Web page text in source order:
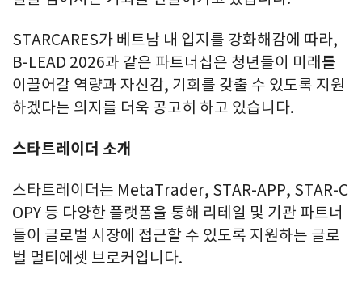
STARCARES가 베트남 내 입지를 강화해감에 따라,
B-LEAD 2026과 같은 파트너십은 청년들이 미래를
이끌어갈 역량과 자신감, 기회를 갖출 수 있도록 지원
하겠다는 의지를 더욱 공고히 하고 있습니다.
스타트레이더 소개
스타트레이더는 MetaTrader, STAR-APP, STAR-C
OPY 등 다양한 플랫폼을 통해 리테일 및 기관 파트너
들이 글로벌 시장에 접근할 수 있도록 지원하는 글로
벌 멀티에셋 브로커입니다.